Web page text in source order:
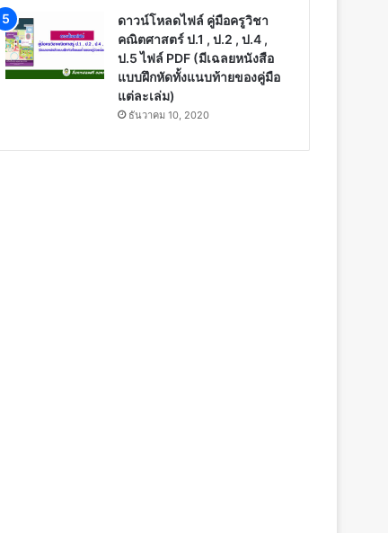
ดาวน์โหลดไฟล์ คู่มือครูวิชา
คณิตศาสตร์ ป.1 , ป.2 , ป.4 ,
ป.5 ไฟล์ PDF (มีเฉลยหนังสือ
แบบฝึกหัดทั้งแนบท้ายของคู่มือ
แต่ละเล่ม)
ธันวาคม 10, 2020